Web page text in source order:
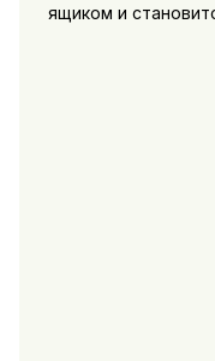
ящиком и